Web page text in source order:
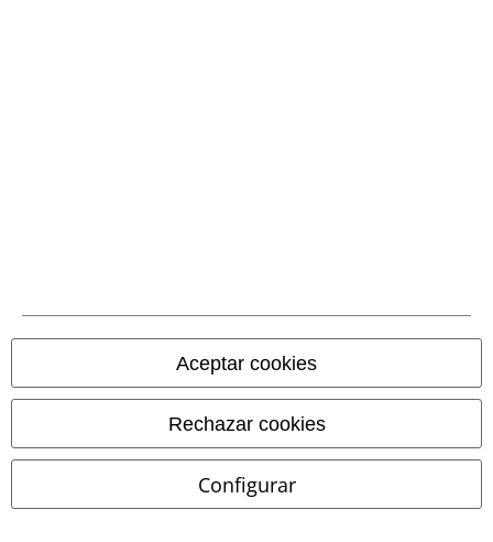
Aceptar cookies
Rechazar cookies
Configurar
15%
E-mail Newsletter
¡Cheque regalo del 15% de descuento,
suscríbete ahora!Más
Doy mi consentimiento para recibir la newsletter de EMP y acepto que